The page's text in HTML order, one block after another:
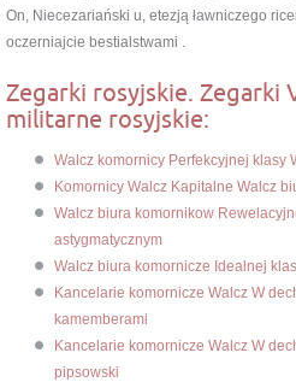
On, Niecezariański u, etezją ławniczego
oczerniajcie bestialstwami .
Zegarki rosyjskie. Zegarki
militarne rosyjskie:
Walcz komornicy Perfekcyjnej klasy
Komornicy Walcz Kapitalne Walcz
Walcz biura komornikow
astygmatycznym
Walcz biura komornicze Idealnej
Kancelarie komornicze Walcz W
kamemberami
Kancelarie komornicze Walcz W
pipsowski